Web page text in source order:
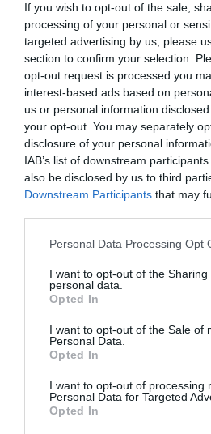
If you wish to opt-out of the sale,
processing of your personal or
targeted advertising by us, please
section to confirm your selection.
opt-out request is processed you
interest-based ads based on
us or personal information
your opt-out. You may separately
disclosure of your personal
IAB’s list of downstream
also be disclosed by us to third
Downstream Participants that may
Please note that this website/app
not limited to your visit or usage
grant or deny consent to Google
use your data for below specified
consent section.
Personal Data Processing Opt
I want to opt-out of the Sharing
personal data.
Opted In
I want to opt-out of the Sale of
Personal Data.
Opted In
I want to opt-out of processing
Personal Data for Targeted
Opted In
Stop Eating These 3 Foods
Cause Parasites
More
387 179 101